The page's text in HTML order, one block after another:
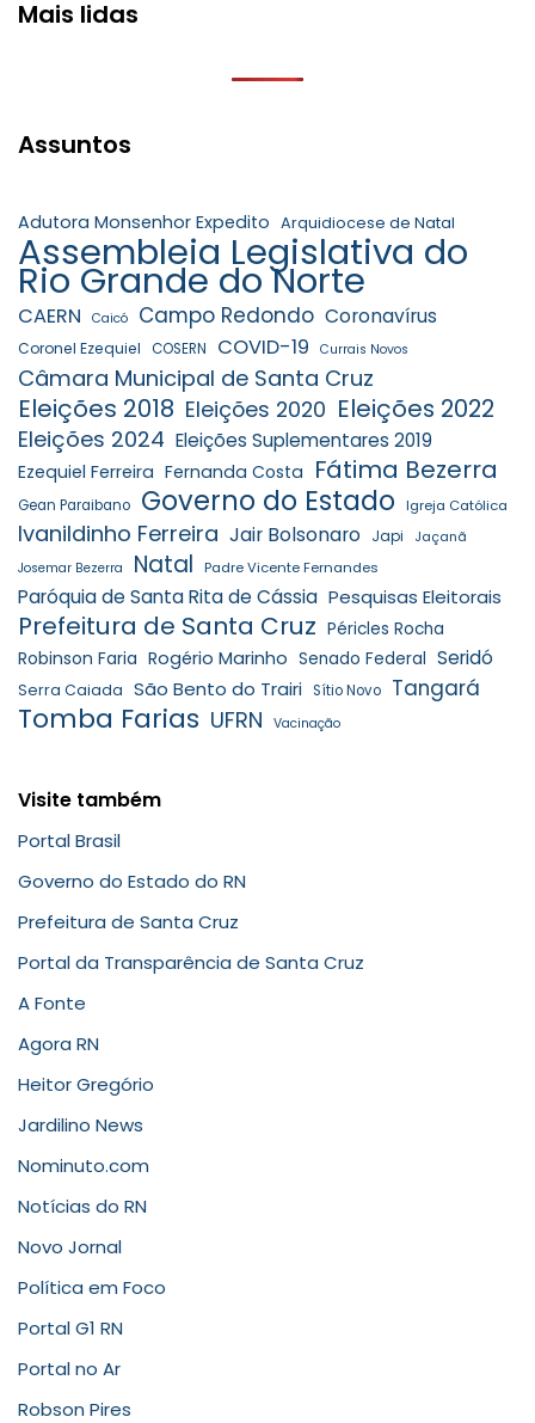
Mais lidas
Assuntos
Adutora Monsenhor Expedito Arquidiocese de Natal
Assembleia Legislativa do
Rio Grande do Norte
CAERN Caicó Campo Redondo Coronavírus
Coronel Ezequiel COSERN COVID-19 Currais Novos
Câmara Municipal de Santa Cruz
Eleições 2018 Eleições 2020 Eleições 2022
Eleições 2024 Eleições Suplementares 2019
Ezequiel Ferreira Fernanda Costa Fátima Bezerra
Gean Paraibano Governo do Estado Igreja Católica
Ivanildinho Ferreira Jair Bolsonaro Japi Jaçanã
Josemar Bezerra Natal Padre Vicente Fernandes
Paróquia de Santa Rita de Cássia Pesquisas Eleitorais
Prefeitura de Santa Cruz Péricles Rocha
Robinson Faria Rogério Marinho Senado Federal Seridó
Serra Caiada São Bento do Trairi Sítio Novo Tangará
Tomba Farias UFRN Vacinação
Visite também
Portal Brasil
Governo do Estado do RN
Prefeitura de Santa Cruz
Portal da Transparência de Santa Cruz
A Fonte
Agora RN
Heitor Gregório
Jardilino News
Nominuto.com
Notícias do RN
Novo Jornal
Política em Foco
Portal G1 RN
Portal no Ar
Robson Pires